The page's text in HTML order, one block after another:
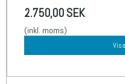
2.750,00 SEK
(inkl. moms)